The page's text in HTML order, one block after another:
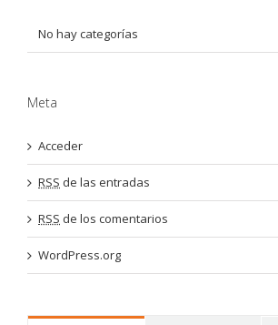
No hay categorías
Meta
Acceder
RSS de las entradas
RSS de los comentarios
WordPress.org